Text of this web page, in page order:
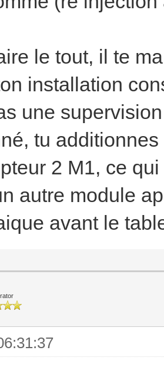
le tout, il te
installation
une
tu
2 M1, ce
autre module
avant le